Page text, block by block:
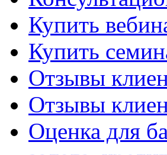
Купить
Купить
Отзывы
Отзывы
Оценка для